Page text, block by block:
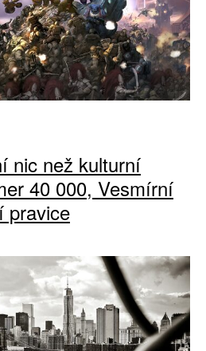
nic než kulturní
40 000, Vesmírní
pravice